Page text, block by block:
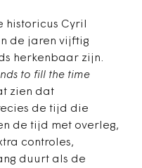
historicus Cyril
de jaren vijftig
herkenbaar zijn.
to fill the time
zien dat
de tijd die
de tijd met overleg,
controles,
duurt als de